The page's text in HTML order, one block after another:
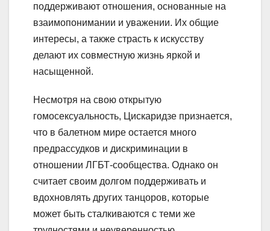
поддерживают отношения, основанные на
взаимопонимании и уважении. Их общие
интересы, а также страсть к искусству
делают их совместную жизнь яркой и
насыщенной.
Несмотря на свою открытую
гомосексуальность, Цискаридзе признается,
что в балетном мире остается много
предрассудков и дискриминации в
отношении ЛГБТ-сообщества. Однако он
считает своим долгом поддерживать и
вдохновлять других танцоров, которые
может быть сталкиваются с теми же